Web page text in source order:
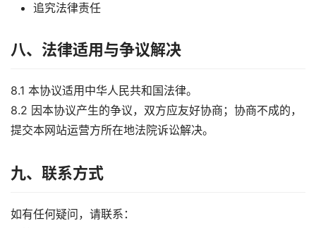
追究法律责任
八、法律适用与争议解决
8.1 本协议适用中华人民共和国法律。
8.2 因本协议产生的争议，双方应友好协商；协商不成的，
提交本网站运营方所在地法院诉讼解决。
九、联系方式
如有任何疑问，请联系：